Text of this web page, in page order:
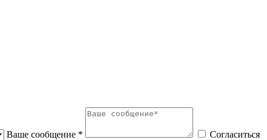
Ваше сообщение *
Согласиться